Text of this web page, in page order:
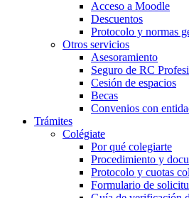
Acceso a Moodle
Descuentos
Protocolo y normas
Otros servicios
Asesoramiento
Seguro de RC
Cesión de espacios
Becas
Convenios con
Trámites
Colégiate
Por qué colegiarte
Procedimiento y
Protocolo y cuotas
Formulario de